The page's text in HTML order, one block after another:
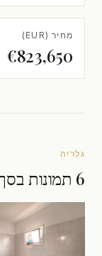
מחיר (EUR)
€823,650
גלריה
6 תמונות בסך הכול